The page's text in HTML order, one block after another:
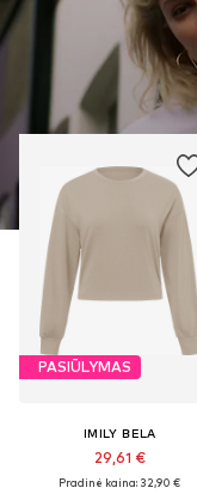
PASIŪLYMAS
IMILY BELA
29,61 €
Pradinė kaina: 32,90 €